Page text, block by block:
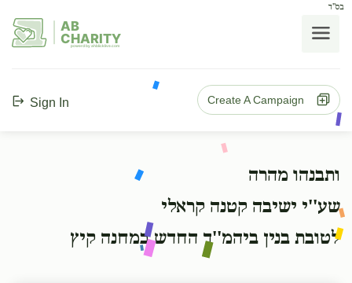
בס"ד
AB
CHARITY
powerd by ahblicklive.com
Sign In Create A Campaign
ותבנהו מהרה
שע''י ישיבה קטנה קראלי
לטובת בנין ביהמ''ד החדש במחנה קיץ